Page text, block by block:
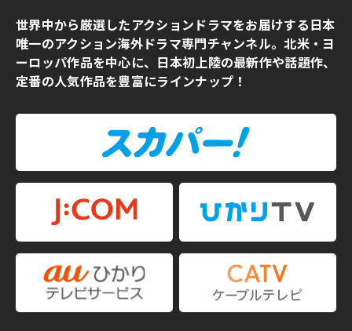
世界中から厳選したアクションドラマをお届けする日本
唯一のアクション海外ドラマ専門チャンネル。北米・ヨ
ーロッパ作品を中心に、日本初上陸の最新作や話題作、
定番の人気作品を豊富にラインナップ！